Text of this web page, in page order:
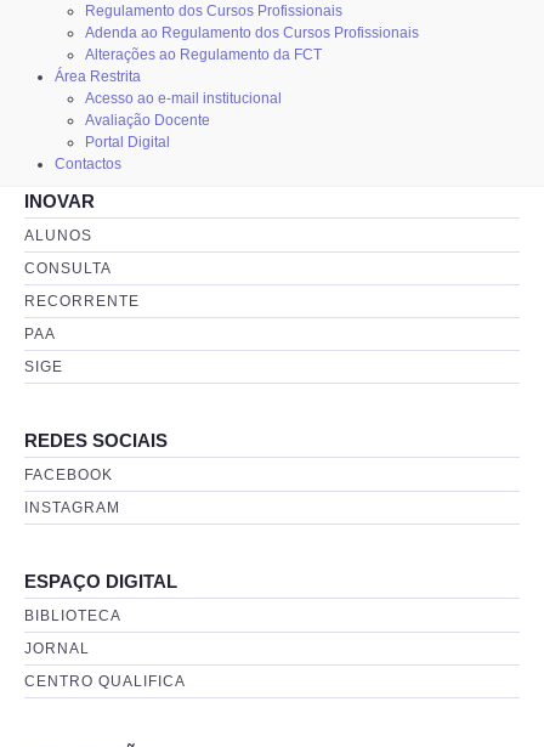
Regulamento dos Cursos Profissionais
Adenda ao Regulamento dos Cursos Profissionais
Alterações ao Regulamento da FCT
Área Restrita
Acesso ao e-mail institucional
Avaliação Docente
Portal Digital
Contactos
INOVAR
ALUNOS
CONSULTA
RECORRENTE
PAA
SIGE
REDES SOCIAIS
FACEBOOK
INSTAGRAM
ESPAÇO DIGITAL
BIBLIOTECA
JORNAL
CENTRO QUALIFICA